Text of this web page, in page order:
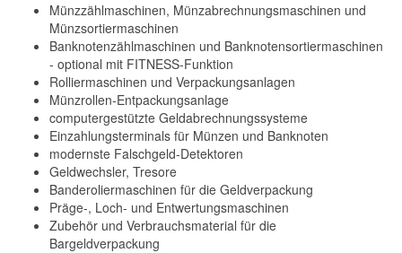
Münzzählmaschinen, Münzabrechnungsmaschinen und
Münzsortiermaschinen
Banknotenzählmaschinen und Banknotensortiermaschinen
- optional mit FITNESS-Funktion
Rolliermaschinen und Verpackungsanlagen
Münzrollen-Entpackungsanlage
computergestützte Geldabrechnungssysteme
Einzahlungsterminals für Münzen und Banknoten
modernste Falschgeld-Detektoren
Geldwechsler, Tresore
Banderoliermaschinen für die Geldverpackung
Präge-, Loch- und Entwertungsmaschinen
Zubehör und Verbrauchsmaterial für die
Bargeldverpackung